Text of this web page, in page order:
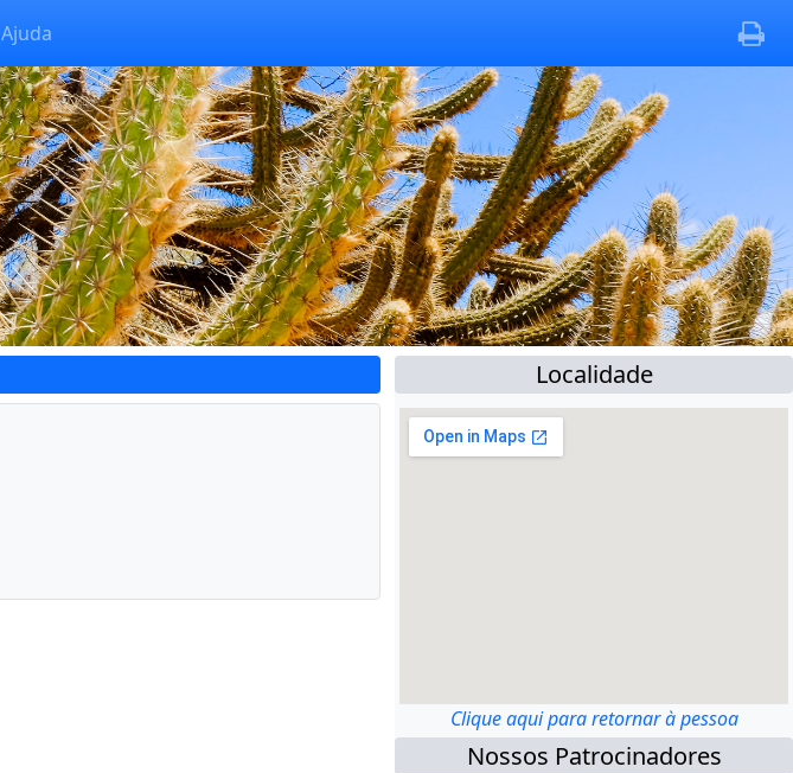
Ajuda
Localidade
Clique aqui para retornar à pessoa
Nossos Patrocinadores